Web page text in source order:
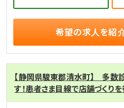
希望の求人を紹
【静岡県駿東郡清水町】 多数
す！患者さま目線で店舗づくりを